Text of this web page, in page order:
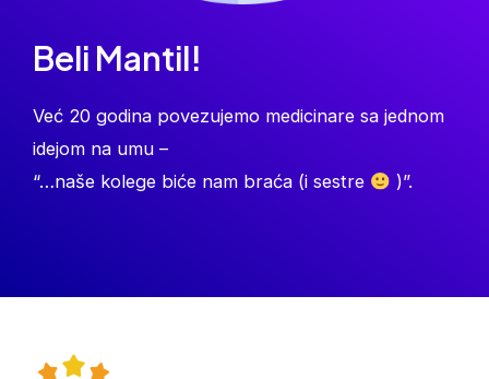
Beli Mantil!
Već 20 godina povezujemo medicinare sa jednom
idejom na umu –
“…naše kolege biće nam braća (i sestre
)”.